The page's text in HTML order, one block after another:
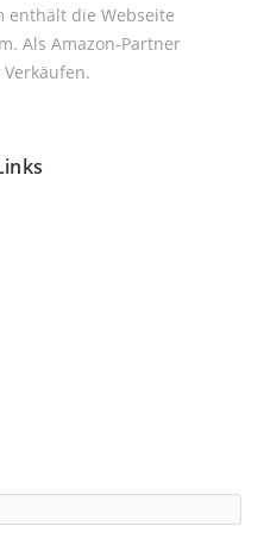
enthält die Webseite
Als Amazon-Partner